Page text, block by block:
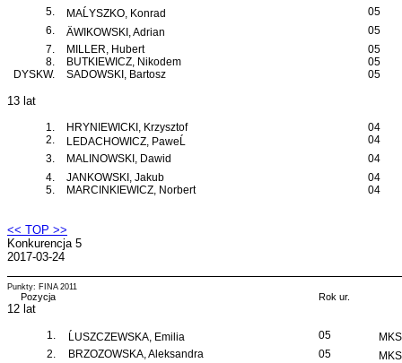
5.
MAĹYSZKO, Konrad
05
6.
ÄWIKOWSKI, Adrian
05
7.
MILLER, Hubert
05
8.
BUTKIEWICZ, Nikodem
05
DYSKW.
SADOWSKI, Bartosz 05
13 lat
1. HRYNIEWICKI, Krzysztof
04
2.
LEDACHOWICZ, PaweĹ
04
3.
MALINOWSKI, Dawid
04
4.
JANKOWSKI, Jakub
04
5.
MARCINKIEWICZ, Norbert 04
<< TOP >>
Konkurencja 5
2017-03-24
Punkty: FINA 2011
Pozycja Rok ur.
12 lat
1. ĹUSZCZEWSKA, Emilia 05
2.
BRZOZOWSKA, Aleksandra 05